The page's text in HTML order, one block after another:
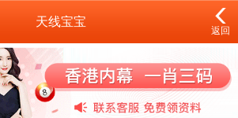
天线宝宝
返回